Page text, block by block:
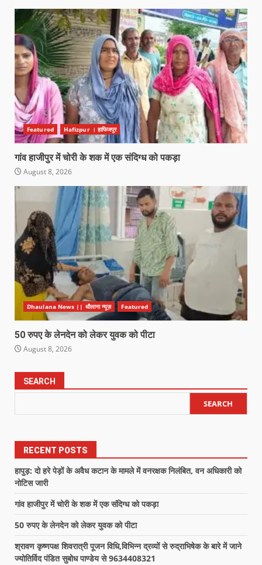
Featured Hafizpur । हाफिजपुर
गांव हाजीपुर में चोरी के शक में एक संदिग्ध को पकड़ा
August 8, 2026
Dhaulana News || धौलाना न्यूज़ Featured
50 रुपए के लेनदेन को लेकर युवक को पीटा
August 8, 2026
SEARCH
SEARCH
RECENT POSTS
हापुड़: दो हरे पेड़ों के अवैध कटान के मामले में वनरक्षक निलंबित, वन अधिकारी को
नोटिस जारी
गांव हाजीपुर में चोरी के शक में एक संदिग्ध को पकड़ा
50 रुपए के लेनदेन को लेकर युवक को पीटा
श्रावण कृष्णपक्ष शिवरात्री पूजन विधि,विभिन्न द्रव्यों से रुद्राभिषेक के बारे में जाने
ज्योतिर्विद पंडित सुबोध पाण्डेय से 9634408321